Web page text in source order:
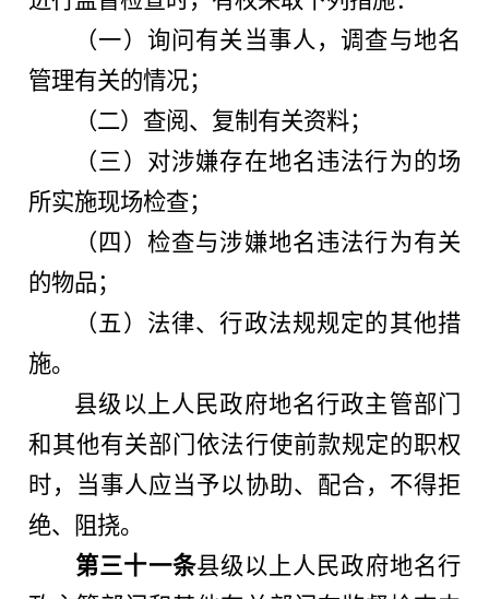
（一）询问有关当事人，调查与地名
管理有关的情况；
（二）查阅、复制有关资料；
（三）对涉嫌存在地名违法行为的场
所实施现场检查；
（四）检查与涉嫌地名违法行为有关
的物品；
（五）法律、行政法规规定的其他措
施。
县级以上人民政府地名行政主管部门
和其他有关部门依法行使前款规定的职权
时，当事人应当予以协助、配合，不得拒
绝、阻挠。
第三十一条县级以上人民政府地名行